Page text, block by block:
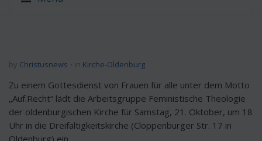
by Christusnews in Kirche-Oldenburg
Zu einem Gottesdienst von Frauen für alle unter dem Motto
„Auf.Recht“ lädt die Arbeitsgruppe Feministische Theologie
der oldenburgischen Kirche für Samstag, 21. Oktober, um 18
Uhr in die Dreifaltigkeitskirche (Cloppenburger Str. 17 in
Oldenburg) ein.